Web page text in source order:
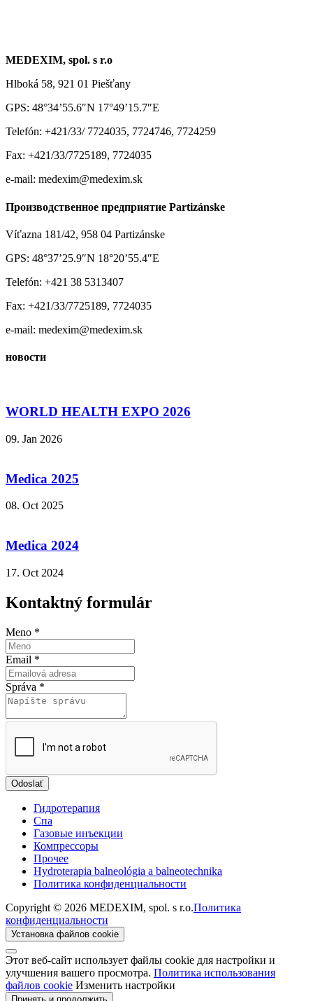
MEDEXIM, spol. s r.o
Hlboká 58, 921 01 Piešťany
GPS: 48°34’55.6″N 17°49’15.7″E
Telefón: +421/33/ 7724035, 7724746, 7724259
Fax: +421/33/7725189, 7724035
e-mail: medexim@medexim.sk
Производственное предприятие Partizánske
Víťazna 181/42, 958 04 Partizánske
GPS: 48°37’25.9″N 18°20’55.4″E
Telefón: +421 38 5313407
Fax: +421/33/7725189, 7724035
e-mail: medexim@medexim.sk
новости
WORLD HEALTH EXPO 2026
09. Jan 2026
Medica 2025
08. Oct 2025
Medica 2024
17. Oct 2024
Kontaktný formulár
Meno *
Email *
Správa *
Odoslať
Гидротерапия
Спа
Газовые инъекции
Компрессоры
Прочеe
Hydroterapia balneológia a balneotechnika
Политика конфиденциальности
Copyright © 2026 MEDEXIM, spol. s r.o.Политика
конфиденциальности
Установка файлов cookie
Этот веб-сайт использует файлы cookie для настройки и
улучшения вашего просмотра. Политика использования
файлов cookie Изменить настройки